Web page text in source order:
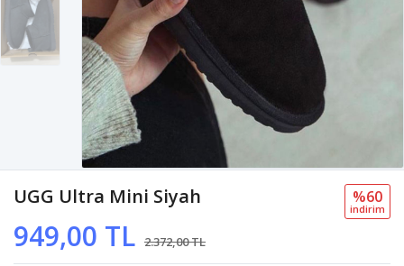
UGG Ultra Mini Siyah
949,00 TL 2.372,00 TL
%60
i̇ndi̇ri̇m